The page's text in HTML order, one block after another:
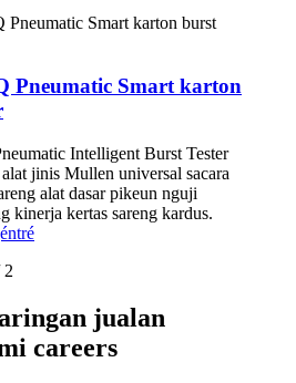
Pneumatic Smart karton
Intelligent Burst Tester
jinis Mullen universal sacara
alat dasar pikeun nguji
kinerja kertas sareng kardus.
2
jualan
careers